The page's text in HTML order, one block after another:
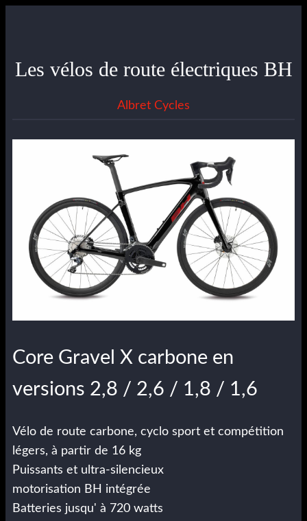
Les vélos de route électriques BH
Albret Cycles
Core Gravel X carbone en
versions 2,8 / 2,6 / 1,8 / 1,6
Vélo de route carbone, cyclo sport et compétition
légers, à partir de 16 kg
Puissants et ultra-silencieux
motorisation BH intégrée
Batteries jusqu' à 720 watts